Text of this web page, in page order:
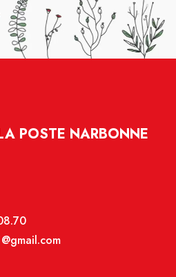
POSTE NARBONNE